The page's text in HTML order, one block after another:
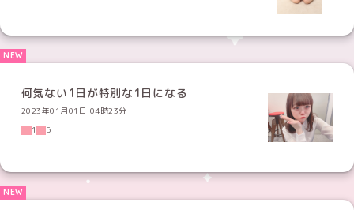
何気ない1日が特別な1日になる
2023年01月01日 04時23分
1
5